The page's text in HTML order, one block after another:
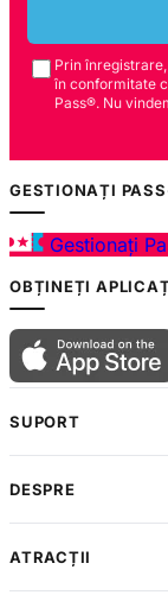
Prin
în conformitate
Pass®. Nu
GESTIONAȚI
Gestionați
OBȚINEȚI
SUPORT
DESPRE
ATRACȚII